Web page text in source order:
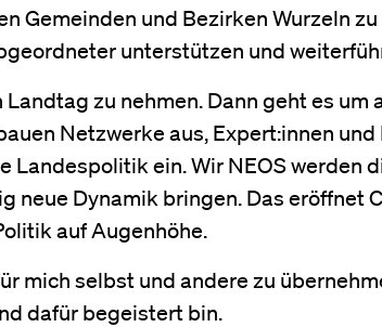
Gemeinden und Bezirken Wurzeln
unterstützen und
zu nehmen. Dann geht es um
Netzwerke aus, Expert:innen
Landespolitik ein. Wir NEOS werden
neue Dynamik bringen. Das eröffnet
auf Augenhöhe.
mich selbst und andere zu
dafür begeistert bin.